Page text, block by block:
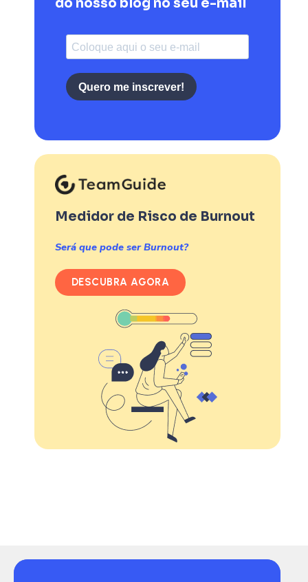
do nosso blog no seu e-mail
Quero me inscrever!
Medidor de Risco de Burnout
Será que pode ser Burnout?
DESCUBRA AGORA